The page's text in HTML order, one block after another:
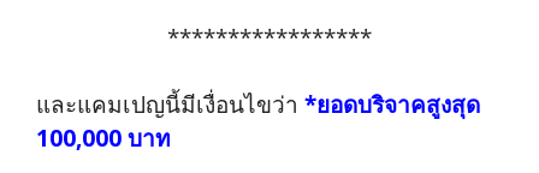
*****************
และแคมเปญนี้มีเงื่อนไขว่า *ยอดบริจาคสูงสุด
100,000 บาท